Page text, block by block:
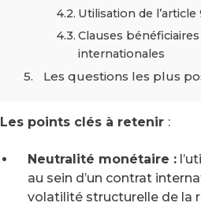
Utilisation de
Clauses
internationales
Les questions les plus
Les points clés à retenir :
Neutralité monétaire :
au sein d’un contrat
volatilité structurelle de la